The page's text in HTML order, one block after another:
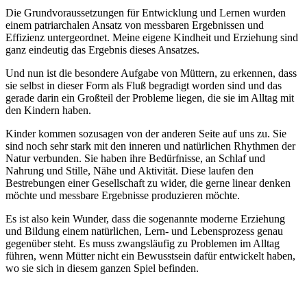
Die Grundvoraussetzungen für Entwicklung und Lernen wurden
einem patriarchalen Ansatz von messbaren Ergebnissen und
Effizienz untergeordnet. Meine eigene Kindheit und Erziehung sind
ganz eindeutig das Ergebnis dieses Ansatzes.
Und nun ist die besondere Aufgabe von Müttern, zu erkennen, dass
sie selbst in dieser Form als Fluß begradigt worden sind und das
gerade darin ein Großteil der Probleme liegen, die sie im Alltag mit
den Kindern haben.
Kinder kommen sozusagen von der anderen Seite auf uns zu. Sie
sind noch sehr stark mit den inneren und natürlichen Rhythmen der
Natur verbunden. Sie haben ihre Bedürfnisse, an Schlaf und
Nahrung und Stille, Nähe und Aktivität. Diese laufen den
Bestrebungen einer Gesellschaft zu wider, die gerne linear denken
möchte und messbare Ergebnisse produzieren möchte.
Es ist also kein Wunder, dass die sogenannte moderne Erziehung
und Bildung einem natürlichen, Lern- und Lebensprozess genau
gegenüber steht. Es muss zwangsläufig zu Problemen im Alltag
führen, wenn Mütter nicht ein Bewusstsein dafür entwickelt haben,
wo sie sich in diesem ganzen Spiel befinden.